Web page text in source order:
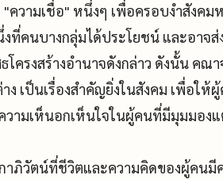
ความเชื่อ" หนึ่งๆ เพื่อครอบงำสังค
ที่คนบางกลุ่มได้ประโยชน์ และอาจ
ครงสร้างอำนาจดังกล่าว ดังนั้น คณ
เป็นเรื่องสำคัญยิ่งในสังคม เพื่อให้
ามเห็นอกเห็นใจในผู้คนที่มีมุมมองแ
าภิวัตน์ที่ชีวิตและความคิดของผู้คนมี